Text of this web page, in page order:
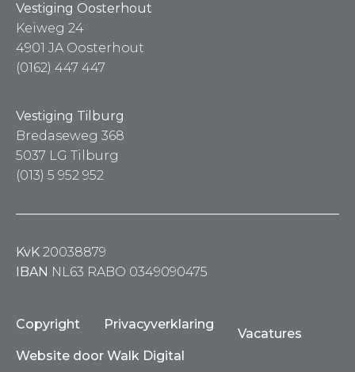
Vestiging Oosterhout
Keiweg 24
4901 JA Oosterhout
(0162) 447 447
Vestiging Tilburg
Bredaseweg 368
5037 LG Tilburg
(013) 5 952 952
KvK 20038879
IBAN NL63 RABO 0349090475
Copyright Privacyverklaring
Vacatures
Website door Walk Digital